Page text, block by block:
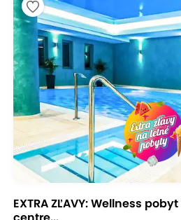
EXTRA ZĽAVY: Wellness